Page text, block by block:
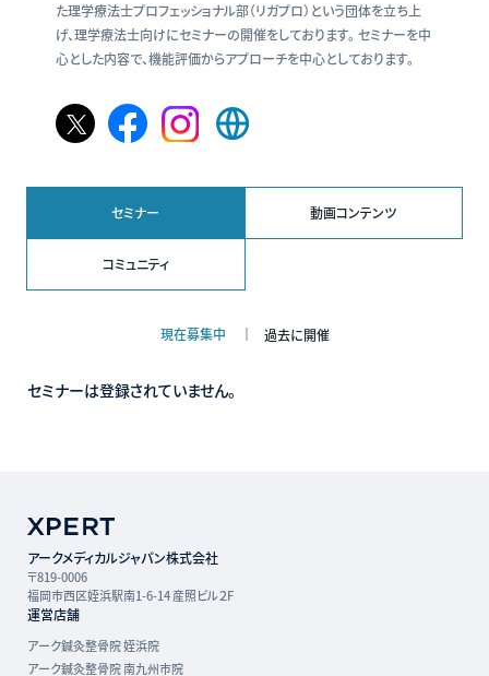
た理学療法士プロフェッショナル部（リガプロ）という団体を立ち上
げ、理学療法士向けにセミナーの開催をしております。 セミナーを中
心とした内容で、機能評価からアプローチを中心としております。
𝕏
Facebook
ジ
Instagram
Web
セミナー 動画コンテンツ
コミュニティ
現在募集中 過去に開催
セミナーは登録されていません。
アークメディカルジャパン株式会社
〒819-0006
福岡市西区姪浜駅南1-6-14 産照ビル２F
運営店舗
アーク鍼灸整骨院 姪浜院
アーク鍼灸整骨院 南九州市院